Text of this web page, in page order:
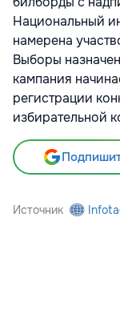
Национальный
намерена
Выборы
кампания
регистрации
избирательной
Источник